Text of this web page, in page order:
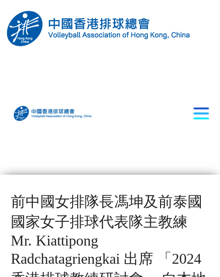
前中國女排隊長馮坤及前泰國
國家女子排球代表隊主教練
Mr. Kiattipong
Radchatagriengkai 出席 「2024